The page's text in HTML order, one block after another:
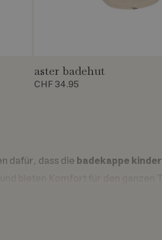
aster badehut
CHF 34.95
dafür, dass diebadekappe kinder